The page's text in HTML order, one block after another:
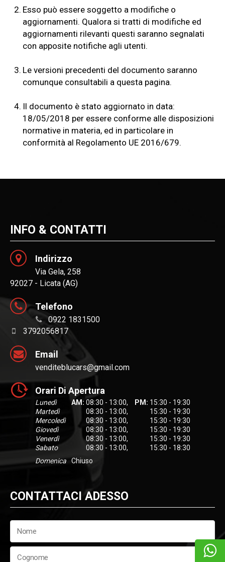
2. Esso può essere soggetto a modifiche o
aggiornamenti. Qualora si tratti di modifiche ed
aggiornamenti rilevanti questi saranno segnalati
con apposite notifiche agli utenti.
3. Le versioni precedenti del documento saranno
comunque consultabili a questa pagina.
4. Il documento è stato aggiornato in data:
18/05/2018 per essere conforme alle disposizioni
normative in materia, ed in particolare in
conformità al Regolamento UE 2016/679.
INFO & CONTATTI
Indirizzo
Via Gela, 258
92027 - Licata (AG)
Telefono
0922 1831500
3792056817
Email
venditeblucars@gmail.com
Orari Di Apertura
Lunedì AM: 08:30 - 13:00, PM: 15:30 - 19:30
Martedì
08:30 - 13:00,
15:30 - 19:30
Mercoledì
08:30 - 13:00,
15:30 - 19:30
Giovedì
08:30 - 13:00,
15:30 - 19:30
Venerdì
08:30 - 13:00,
15:30 - 19:30
Sabato
08:30 - 13:00,
15:30 - 18:30
Domenica
Chiuso
CONTATTACI ADESSO